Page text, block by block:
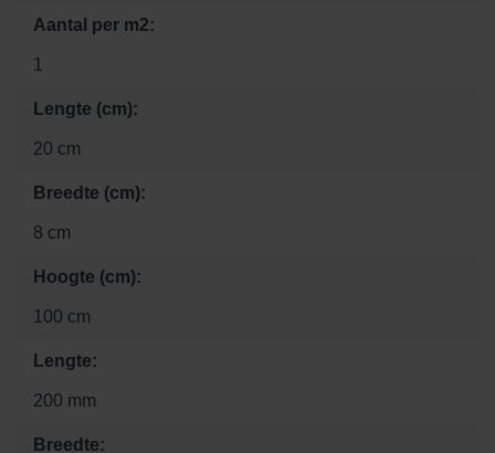
Aantal per m2:
1
Lengte (cm):
20 cm
Breedte (cm):
8 cm
Hoogte (cm):
100 cm
Lengte:
200 mm
Breedte: